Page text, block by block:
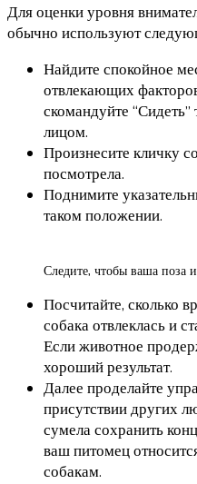
Для оценки уровня
обычно используют
Найдите спокойное
отвлекающих
скомандуйте
лицом.
Произнесите кличку
посмотрела.
Поднимите
таком положении.
Следите, чтобы ваша поза
Посчитайте, сколько
собака отвлеклась и
Если животное
хороший результат.
Далее проделайте
присутствии других
сумела сохранить
ваш питомец
собакам.